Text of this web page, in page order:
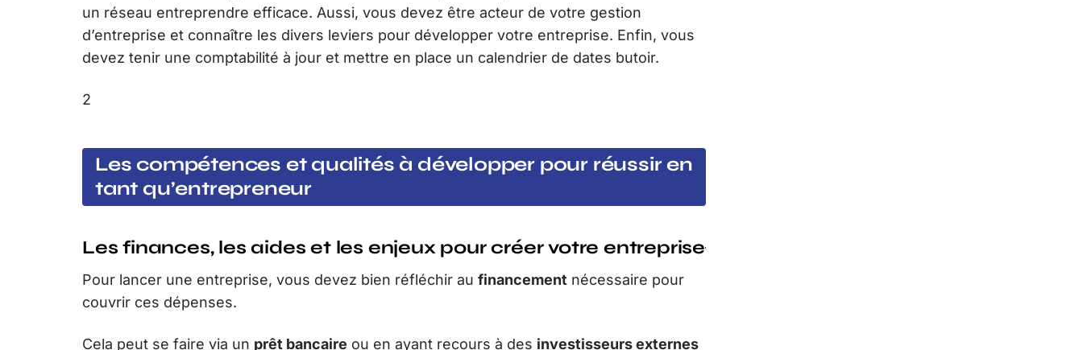
un réseau entreprendre efficace. Aussi, vous devez être acteur de votre gestion
d’entreprise et connaître les divers leviers pour développer votre entreprise. Enfin, vous
devez tenir une comptabilité à jour et mettre en place un calendrier de dates butoir.
2
Les compétences et qualités à développer pour réussir en
tant qu’entrepreneur
Les finances, les aides et les enjeux pour créer votre entreprise
Pour lancer une entreprise, vous devez bien réfléchir au financement nécessaire pour
couvrir ces dépenses.
Cela peut se faire via un prêt bancaire ou en ayant recours à des investisseurs externes